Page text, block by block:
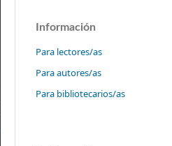
Información
Para lectores/as
Para autores/as
Para bibliotecarios/as